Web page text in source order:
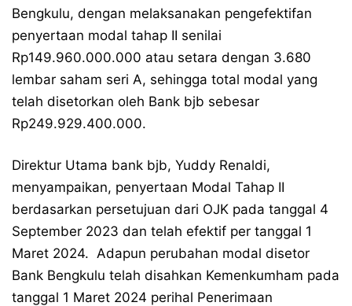
Bengkulu, dengan melaksanakan pengefektifan
penyertaan modal tahap II senilai
Rp149.960.000.000 atau setara dengan 3.680
lembar saham seri A, sehingga total modal yang
telah disetorkan oleh Bank bjb sebesar
Rp249.929.400.000.
Direktur Utama bank bjb, Yuddy Renaldi,
menyampaikan, penyertaan Modal Tahap II
berdasarkan persetujuan dari OJK pada tanggal 4
September 2023 dan telah efektif per tanggal 1
Maret 2024. Adapun perubahan modal disetor
Bank Bengkulu telah disahkan Kemenkumham pada
tanggal 1 Maret 2024 perihal Penerimaan